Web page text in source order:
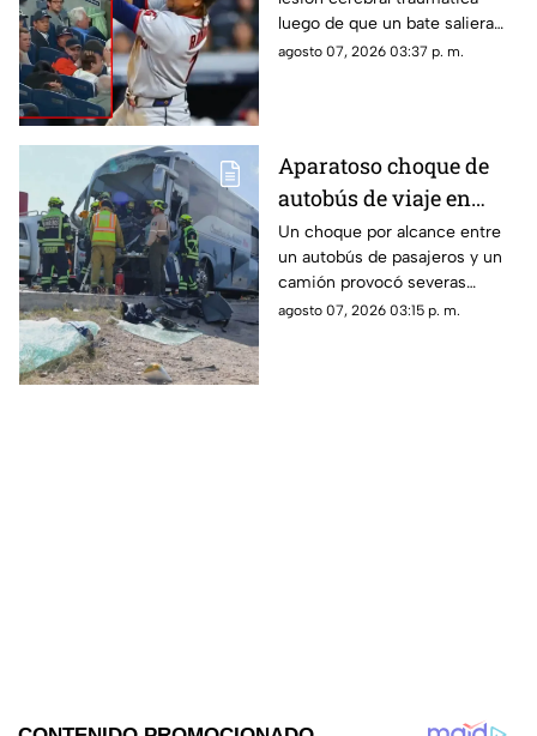
los demandó por 10
millones de dólares
luego de que un bate saliera
disparado hacia las gradas en
agosto 07, 2026 03:37 p. m.
Aparatoso choque de
autobús de viaje en
carretera deja un
conductor prensado y
dos heridos
Un choque por alcance entre
un autobús de pasajeros y un
camión provocó severas
afectaciones viales. El
agosto 07, 2026 03:15 p. m.